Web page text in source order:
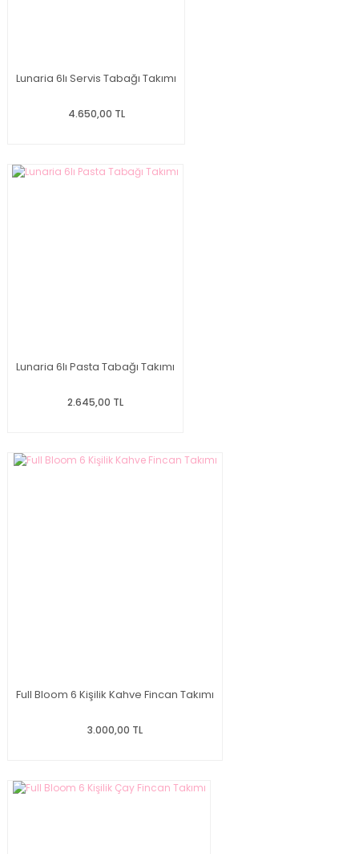
Lunaria 6lı Servis Tabağı Takımı
4.650,00 TL
Lunaria 6lı Pasta Tabağı Takımı
2.645,00 TL
Full Bloom 6 Kişilik Kahve Fincan Takımı
3.000,00 TL